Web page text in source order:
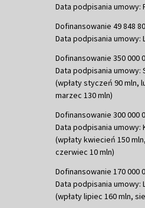
Data podpisania umowy:
Dofinansowanie 49 848
Data podpisania umowy:
Dofinansowanie 350 000
Data podpisania umowy:
(wpłaty styczeń 90 mln,
marzec 130 mln)
Dofinansowanie 300 000
Data podpisania umowy:
(wpłaty kwiecień 150
czerwiec 10 mln)
Dofinansowanie 170 000
Data podpisania umowy:
(wpłaty lipiec 160 mln,